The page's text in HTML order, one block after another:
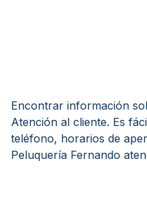
Encontrar información
Atención al cliente. Es
teléfono, horarios de
Peluquería Fernando